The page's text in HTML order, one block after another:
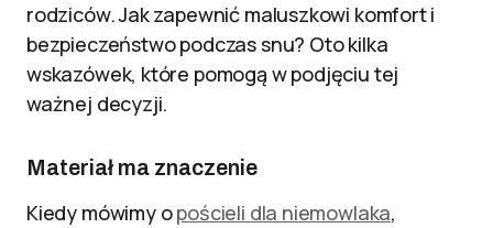
rodziców. Jak zapewnić maluszkowi komfort i
bezpieczeństwo podczas snu? Oto kilka
wskazówek, które pomogą w podjęciu tej
ważnej decyzji.
Materiał ma znaczenie
Kiedy mówimy opościeli dla niemowlaka,